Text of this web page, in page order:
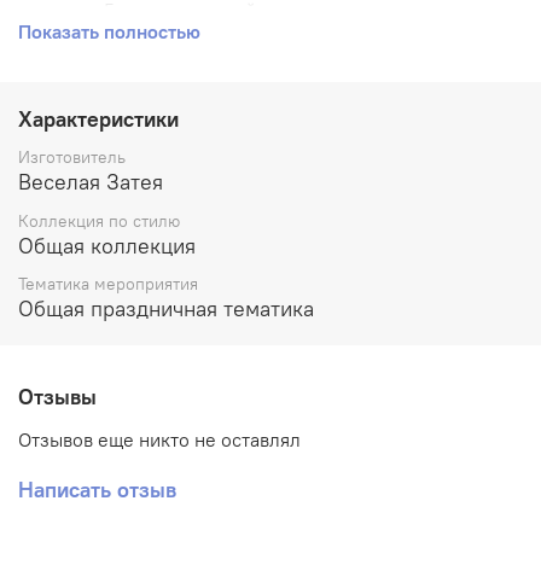
поставить в торт или другую выпечку.
Показать полностью
Характеристики
Изготовитель
Веселая Затея
Коллекция по стилю
Общая коллекция
Тематика мероприятия
Общая праздничная тематика
Отзывы
Отзывов еще никто не оставлял
Написать отзыв